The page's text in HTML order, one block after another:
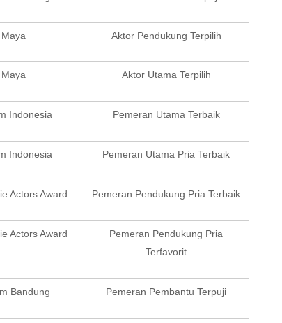
Aktor Pendukung Terpilih
Aktor Utama Terpilih
Indonesia Pemeran Utama Terbaik
Indonesia Pemeran Utama Pria Terbaik
Actors Award Pemeran Pendukung Pria Terbaik
Actors Award
Pemeran Pendukung Pria
Terfavorit
Bandung Pemeran Pembantu Terpuji